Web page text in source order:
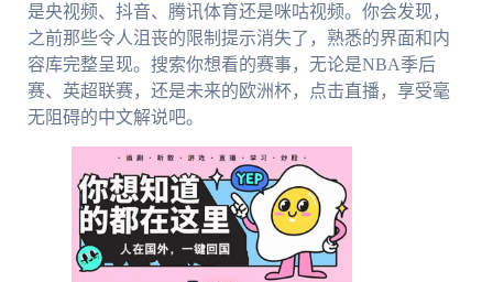
是央视频、抖音、腾讯体育还是咪咕视频。你会发现，
之前那些令人沮丧的限制提示消失了，熟悉的界面和内
容库完整呈现。搜索你想看的赛事，无论是NBA季后
赛、英超联赛，还是未来的欧洲杯，点击直播，享受毫
无阻碍的中文解说吧。